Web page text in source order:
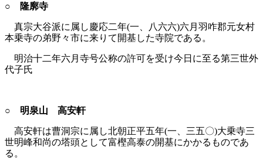
○ 隆廓寺
真宗大谷派に属し慶応二年(一、八六六)六月羽咋郡元女村
本乗寺の弟野々市に来りて開基した寺院である。
明治十二年六月寺号公称の許可を受け今日に至る第三世外
代子氏
○ 明泉山 高安軒
高安軒は曹洞宗に属し北朝正平五年(一、三五〇)大乗寺三
世明峰和尚の塔頭として富樫高泰の開基にかかるものであ
る。